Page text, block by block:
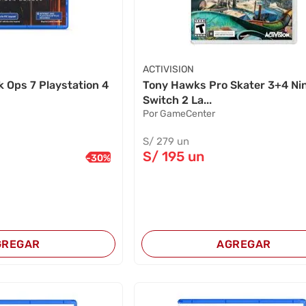
Ops 7 Playstation 4
-30%
ACTIVISION
Tony Hawks Pro Skater 3+4
Switch 2 La...
Por GameCenter
S/279 un
S/195 un
AGREGAR